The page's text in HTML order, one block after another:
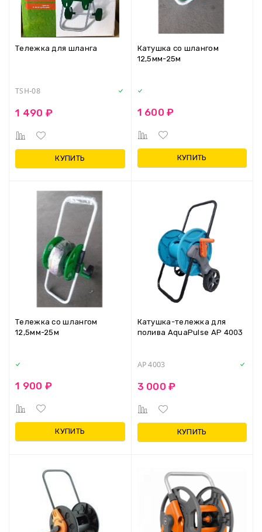
Тележка для шланга
TSH-08
1 490 ₽
КУПИТЬ
Катушка со шлангом
12,5мм-25м
1 600 ₽
КУПИТЬ
Тележка со шлангом
12,5мм-25м
1 900 ₽
КУПИТЬ
Катушка-тележка для
полива AquaPulse AP 4003
AP 4003
3 000 ₽
КУПИТЬ